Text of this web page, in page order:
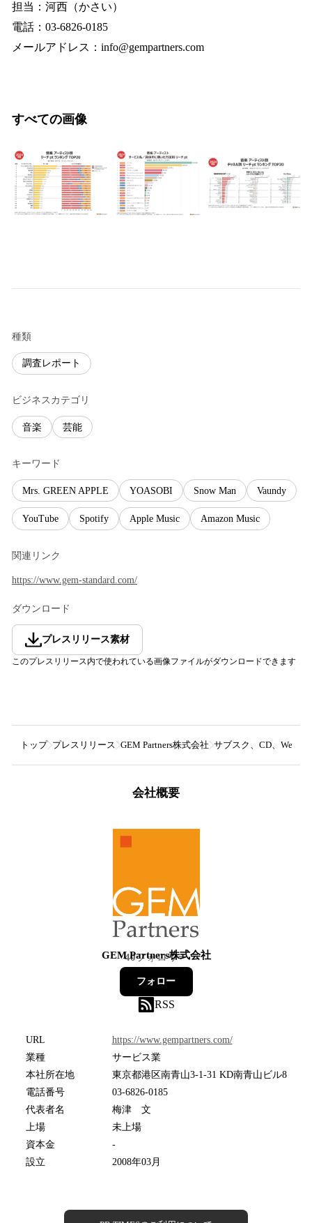
担当：河西（かさい）
電話：03-6826-0185
メールアドレス：info@gempartners.com
すべての画像
種類
調査レポート
ビジネスカテゴリ
音楽 芸能
キーワード
Mrs. GREEN APPLE YOASOBI Snow Man Vaundy
YouTube Spotify Apple Music Amazon Music
関連リンク
https://www.gem-standard.com/
ダウンロード
プレスリリース素材
このプレスリリース内で使われている画像ファイルがダウンロードできます
トップ プレスリリース GEM Partners株式会社 サブスク、CD、Webほ
会社概要
GEM Partners株式会社
40フォロワー
フォロー
RSS
URL
https://www.gempartners.com/
業種
サービス業
本社所在地
東京都港区南青山3-1-31 KD南青山ビル8
電話番号
03-6826-0185
代表者名
梅津 文
上場
未上場
資本金
-
設立
2008年03月